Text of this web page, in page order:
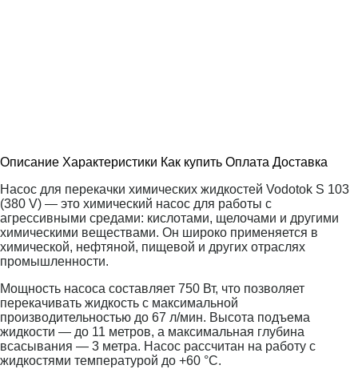
Описание Характеристики Как купить Оплата Доставка
Насос для перекачки химических жидкостей Vodotok S 103
(380 V) — это химический насос для работы с
агрессивными средами: кислотами, щелочами и другими
химическими веществами. Он широко применяется в
химической, нефтяной, пищевой и других отраслях
промышленности.
Мощность насоса составляет 750 Вт, что позволяет
перекачивать жидкость с максимальной
производительностью до 67 л/мин. Высота подъема
жидкости — до 11 метров, а максимальная глубина
всасывания — 3 метра. Насос рассчитан на работу с
жидкостями температурой до +60 °C.